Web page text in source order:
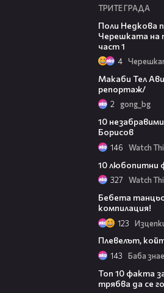
ТРИТЕ ГРАДА
Поли Недкова
Черешката на
част 1
4
Макаби Тел
репортаж/
2 gong_bg
10
Борисов
146 Watch
10 любопитни
327 Watch
Бебета
компилация!
123
Плевелът,
143 Баба знае
Топ 10 факта
трябва да се